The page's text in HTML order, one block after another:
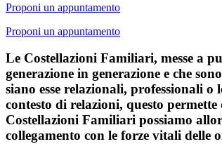
Proponi un appuntamento
Proponi un appuntamento
Le Costellazioni Familiari, messe a
generazione in generazione e che
siano esse relazionali, professionali
contesto di relazioni, questo
Costellazioni Familiari possiamo
collegamento con le forze vitali